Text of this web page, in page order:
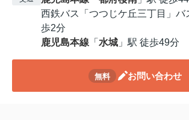
西鉄バス「つつじケ丘三丁目」
歩2分
鹿児島本線 「 水城 」駅 徒歩49分
無料 お問い合わせ